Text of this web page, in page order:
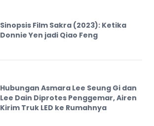
Sinopsis Film Sakra (2023): Ketika
Donnie Yen jadi Qiao Feng
Hubungan Asmara Lee Seung Gi dan
Lee Dain Diprotes Penggemar, Airen
Kirim Truk LED ke Rumahnya